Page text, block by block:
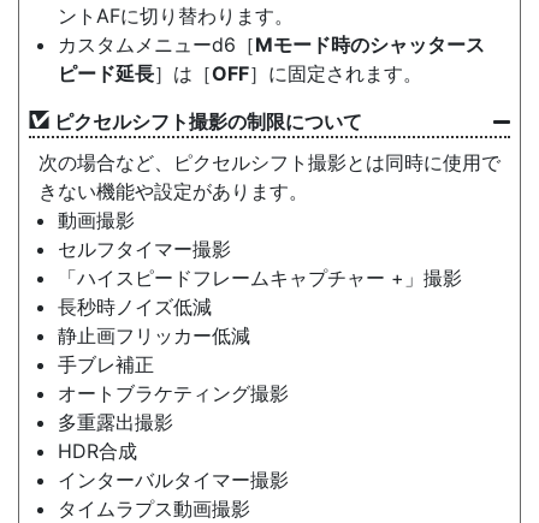
ントAFに切り替わります。
カスタムメニューd6［Mモード時のシャッタース
ピード延長］は［OFF］に固定されます。
ピクセルシフト撮影の制限について
次の場合など、ピクセルシフト撮影とは同時に使用で
きない機能や設定があります。
動画撮影
セルフタイマー撮影
「ハイスピードフレームキャプチャー +」撮影
長秒時ノイズ低減
静止画フリッカー低減
手ブレ補正
オートブラケティング撮影
多重露出撮影
HDR合成
インターバルタイマー撮影
タイムラプス動画撮影